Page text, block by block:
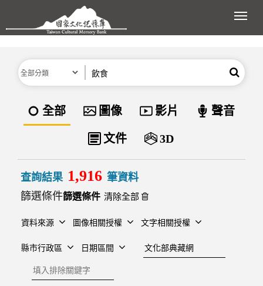
跳到主要內容區塊
展
分類 搜尋
資料類型
全部 圖像 影片 聲音
文件 3D
查詢結果 1,916 筆資料
篩選條件
清除全部
資料來源 圖像相關授權 文字相關授權
縣市行政區 日期區間
建檔單位
排除關鍵字